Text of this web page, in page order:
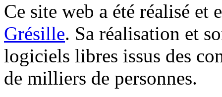
Ce site web a été réalisé et
Grésille. Sa réalisation et
logiciels libres issus des
de milliers de personnes.